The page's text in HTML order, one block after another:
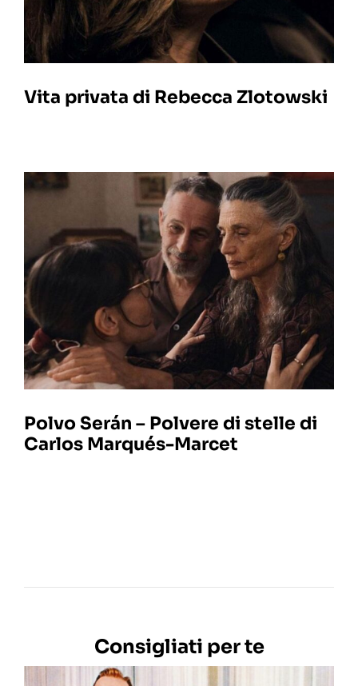
Vita privata di Rebecca Zlotowski
Polvo Serán – Polvere di stelle di
Carlos Marqués-Marcet
Consigliati per te